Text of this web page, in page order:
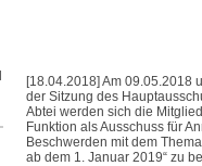
[18.04.2018] Am 09.05.2018
der Sitzung des
Abtei werden sich die
Funktion als Ausschuss für
Beschwerden mit dem
ab dem 1. Januar 2019“ zu